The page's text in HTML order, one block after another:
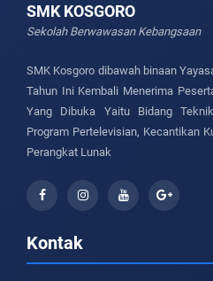
SMK KOSGORO
Sekolah Berwawasan Kebangsaan
SMK Kosgoro dibawah binaan
Tahun Ini Kembali Menerima
Yang Dibuka Yaitu Bidang
Program Pertelevisian, Kecantikan
Perangkat Lunak
Kontak